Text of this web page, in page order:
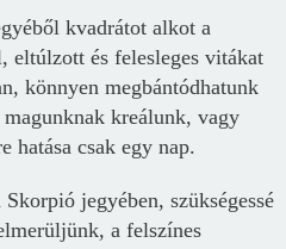
kvadrátot alkot a
eltúlzott és felesleges vitákat
könnyen megbántódhatunk
kreálunk, vagy
hatása csak egy nap.
jegyében, szükségessé
a felszínes